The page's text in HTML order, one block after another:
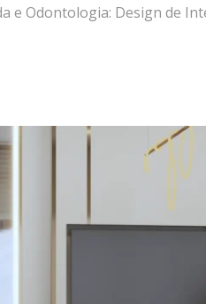
e Odontologia: Design de